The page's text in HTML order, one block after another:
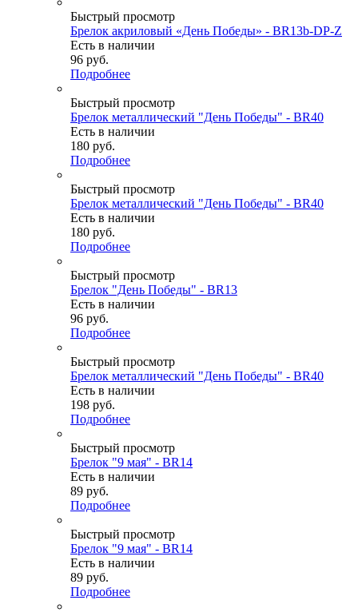
Быстрый просмотр
Брелок акриловый «День Победы» - BR13b-DP-Z
Есть в наличии
96 руб.
Подробнее
Быстрый просмотр
Брелок металлический "День Победы" - BR40
Есть в наличии
180 руб.
Подробнее
Быстрый просмотр
Брелок металлический "День Победы" - BR40
Есть в наличии
180 руб.
Подробнее
Быстрый просмотр
Брелок "День Победы" - BR13
Есть в наличии
96 руб.
Подробнее
Быстрый просмотр
Брелок металлический "День Победы" - BR40
Есть в наличии
198 руб.
Подробнее
Быстрый просмотр
Брелок "9 мая" - BR14
Есть в наличии
89 руб.
Подробнее
Быстрый просмотр
Брелок "9 мая" - BR14
Есть в наличии
89 руб.
Подробнее